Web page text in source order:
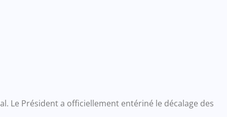
Le Président a officiellement entériné le décalage des